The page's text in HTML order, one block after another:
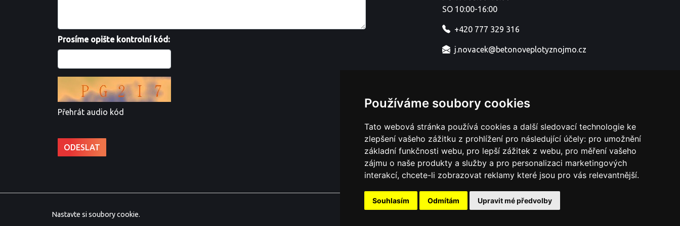
Používáme soubory cookies
Tato webová stránka používá cookies a další sledovací technologie ke
zlepšení vašeho zážitku z prohlížení pro následující účely: pro umožnění
základní funkčnosti webu, pro lepší zážitek z webu, pro měření vašeho
zájmu o naše produkty a služby a pro personalizaci marketingových
interakcí, chcete-li zobrazovat reklamy které jsou pro vás relevantnější.
Souhlasím Odmítám Upravit mé předvolby
Prosíme opište kontrolní kód:
Přehrát audio kód
SO 10:00-16:00
+420 777 329 316
j.novacek@betonoveplotyznojmo.cz
Nastavte si soubory cookie.